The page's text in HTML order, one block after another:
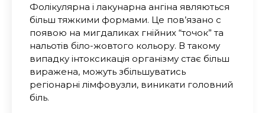
Фолікулярна і лакунарна ангіна являються
більш тяжкими формами. Це пов’язано с
появою на мигдаликах гнійних “точок” та
нальотів біло-жовтого кольору. В такому
випадку інтоксикація організму стає більш
виражена, можуть збільшуватись
регіонарні лімфовузли, виникати головний
біль.